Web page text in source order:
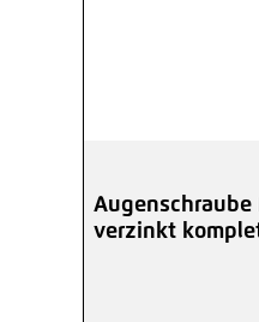
Augenschraube
verzinkt